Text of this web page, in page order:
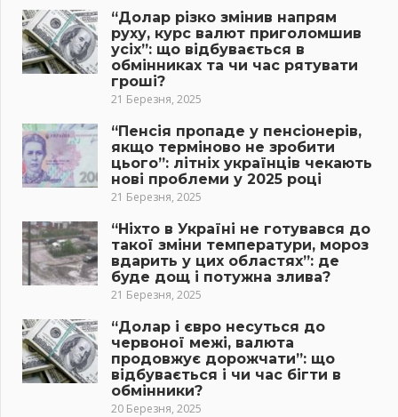
“Долар різко змінив напрям
руху, курс валют приголомшив
усіх”: що відбувається в
обмінниках та чи час рятувати
гроші?
21 Березня, 2025
“Пенсія пропаде у пенсіонерів,
якщо терміново не зробити
цього”: літніх українців чекають
нові проблеми у 2025 році
21 Березня, 2025
“Ніхто в Україні не готувався до
такої зміни температури, мороз
вдарить у цих областях”: де
буде дощ і потужна злива?
21 Березня, 2025
“Долар і євро несуться до
червоної межі, валюта
продовжує дорожчати”: що
відбувається і чи час бігти в
обмінники?
20 Березня, 2025